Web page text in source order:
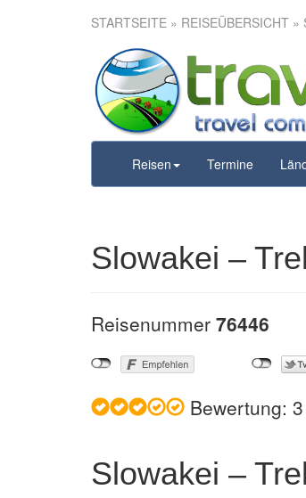
STARTSEITE » REISEÜBERSICHT »
Reisen Termine
Slowakei –
Reisenummer 76446
Bewertung: 3
Slowakei –